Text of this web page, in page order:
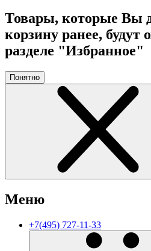
Товары, которые Вы
корзину ранее, будут
разделе "Избранное"
Понятно
Меню
+7(495) 727-11-33